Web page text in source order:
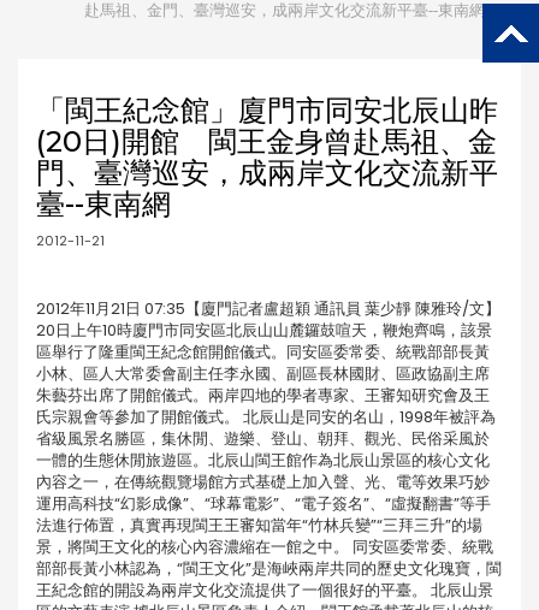
赴馬祖、金門、臺灣巡安，成兩岸文化交流新平臺--東南網
「閩王紀念館」廈門市同安北辰山昨
(20日)開館 閩王金身曾赴馬祖、金
門、臺灣巡安，成兩岸文化交流新平
臺--東南網
2012-11-21
2012年11月21日 07:35【廈門記者盧超穎 通訊員 葉少靜 陳雅玲/文】
20日上午10時廈門市同安區北辰山山麓鑼鼓喧天，鞭炮齊鳴，該景
區舉行了隆重閩王紀念館開館儀式。同安區委常委、統戰部部長黃
小林、區人大常委會副主任李永國、副區長林國財、區政協副主席
朱藝芬出席了開館儀式。兩岸四地的學者專家、王審知研究會及王
氏宗親會等參加了開館儀式。 北辰山是同安的名山，1998年被評為
省級風景名勝區，集休閒、遊樂、登山、朝拜、觀光、民俗采風於
一體的生態休閒旅遊區。北辰山閩王館作為北辰山景區的核心文化
內容之一，在傳統觀覽場館方式基礎上加入聲、光、電等效果巧妙
運用高科技“幻影成像”、“球幕電影”、“電子簽名”、“虛擬翻書”等手
法進行佈置，真實再現閩王王審知當年“竹林兵變”“三拜三升”的場
景，將閩王文化的核心內容濃縮在一館之中。 同安區委常委、統戰
部部長黃小林認為，“閩王文化”是海峽兩岸共同的歷史文化瑰寶，閩
王紀念館的開設為兩岸文化交流提供了一個很好的平臺。 北辰山景